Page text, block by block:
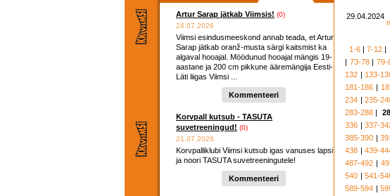
Artur Sarap jätkab Viimsis! (0)
24.07.2026
Viimsi esindusmeeskond annab teada, et Artur
Sarap jätkab oranž-musta särgi kaitsmist ka
algaval hooajal. Möödunud hooajal mängis 19-
aastane ja 200 cm pikkune ääremängija Eesti-
Läti liigas Viimsi ...
Kommenteeri
Korvpall kutsub - TASUTA
suvetreeningud! (0)
21.07.2026
Korvpalliklubi Viimsi kutsub igas vanuses lapsi
ja noori TASUTA suvetreeningutele!
Kommenteeri
29.04.2024
1-6 |7-12 |
| 73-78| 79-
132 | 133-
181-186 |
234 |235-
283-288 |
336 |337-
385-390 |
438 |439-
487-492 |
540 |541-
589-594 |